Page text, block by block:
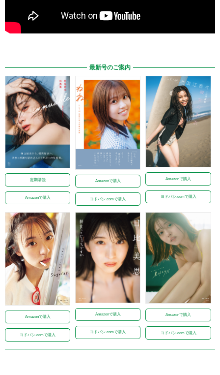
最新号のご案内
定期購読
Amazonで購入
Amazonで購入
ヨドバシ.comで購入
Amazonで購入
ヨドバシ.comで購入
Amazonで購入
ヨドバシ.comで購入
Amazonで購入
ヨドバシ.comで購入
Amazonで購入
ヨドバシ.comで購入